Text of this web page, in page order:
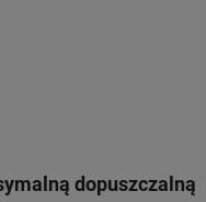
dopuszczalną